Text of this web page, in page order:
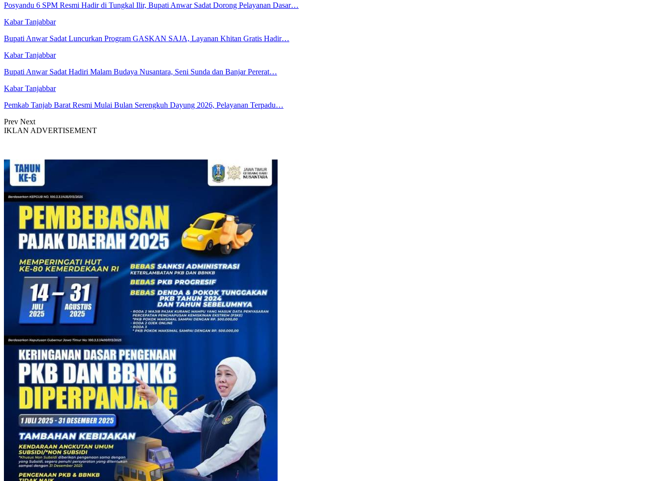
Posyandu 6 SPM Resmi Hadir di Tungkal Ilir, Bupati Anwar Sadat Dorong Pelayanan Dasar…
Kabar Tanjabbar
Bupati Anwar Sadat Luncurkan Program GASKAN SAJA, Layanan Khitan Gratis Hadir…
Kabar Tanjabbar
Bupati Anwar Sadat Hadiri Malam Budaya Nusantara, Seni Sunda dan Banjar Pererat…
Kabar Tanjabbar
Pemkab Tanjab Barat Resmi Mulai Bulan Serengkuh Dayung 2026, Pelayanan Terpadu…
Prev Next
IKLAN ADVERTISEMENT